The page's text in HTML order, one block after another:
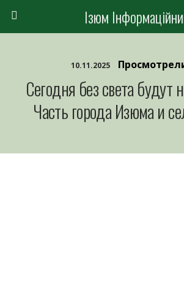
Ізюм
10.11.2025
Сегодня без света будут
Часть города Изюма и